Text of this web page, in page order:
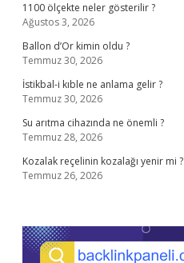
1100 ölçekte neler gösterilir ?
Ağustos 3, 2026
Ballon d’Or kimin oldu ?
Temmuz 30, 2026
İstikbal-i kıble ne anlama gelir ?
Temmuz 30, 2026
Su arıtma cihazında ne önemli ?
Temmuz 28, 2026
Kozalak reçelinin kozalağı yenir mi ?
Temmuz 26, 2026